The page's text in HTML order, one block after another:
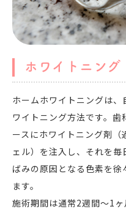
ホワイトニング
ホームホワイトニングは
ワイトニング方法です。
ースにホワイトニング剤
ェル）を注入し、それを
ばみの原因となる色素を
ます。
施術期間は通常2週間〜1